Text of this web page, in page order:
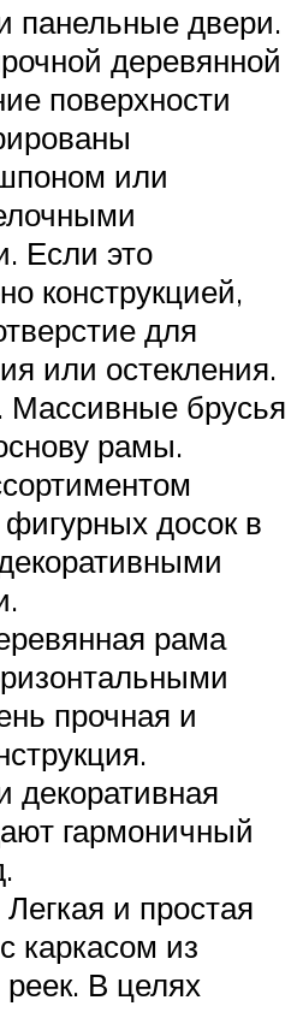
панельные двери.
деревянной
поверхности
или
Если это
конструкцией,
для
или остекления.
Массивные брусья
рамы.
досок в
рама
прочная и
декоративная
гармоничный
и простая
каркасом из
В целях